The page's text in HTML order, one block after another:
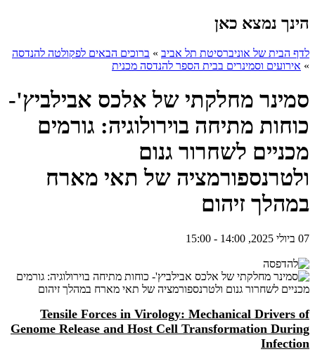
הינך נמצא כאן
לדף הבית של אוניברסיטת תל אביב » ברוכים הבאים לפקולטה להנדסה
» אירועים וסמינרים בבית הספר להנדסה מכנית
סמינר מחלקתי של אלכס אבילביץ'-
כוחות מתיחה בוירולוגיה: גורמים
מכניים לשחרור גנום
ולטרנספורמציה של תאי מארח
במהלך זיהום
07 ביולי 2025, 14:00 - 15:00
Tensile Forces in Virology: Mechanical Drivers of
Genome Release and Host Cell Transformation During
Infection